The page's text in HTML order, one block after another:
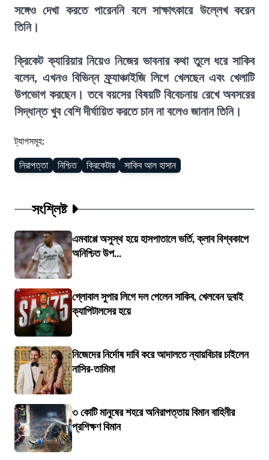
সঙ্গেও দেখা করতে পারেননি বলে সাক্ষাৎকারে উল্লেখ করেন
তিনি।
ক্রিকেট ক্যারিয়ার নিয়েও নিজের ভাবনার কথা তুলে ধরে সাকিব
বলেন, এখনও বিভিন্ন ফ্র্যাঞ্চাইজি লিগে খেলছেন এবং খেলাটি
উপভোগ করছেন। তবে বয়সের বিষয়টি বিবেচনায় রেখে অবসরের
সিদ্ধান্ত খুব বেশি দীর্ঘায়িত করতে চান না বলেও জানান তিনি।
ট্যাগসমূহ:
নিরাপত্তা নিশ্চিত ক্রিকেটার সাকিব আল হাসান
সংশ্লিষ্ট
এমবাপ্পে অসুস্থ হয়ে হাসপাতালে ভর্তি, ক্লাব বিশ্বকাপে
অনিশ্চিত উপ...
গ্লোবাল সুপার লিগে দল পেলেন সাকিব, খেলবেন দুবাই
ক্যাপিটালসের হয়ে
নিজেদের নির্দোষ দাবি করে আদালতে ন্যায়বিচার চাইলেন
নাসির-তামিমা
৩ কোটি মানুষের শহরে অনিরাপত্তায় বিমান বাহিনীর
প্রশিক্ষণ বিমান